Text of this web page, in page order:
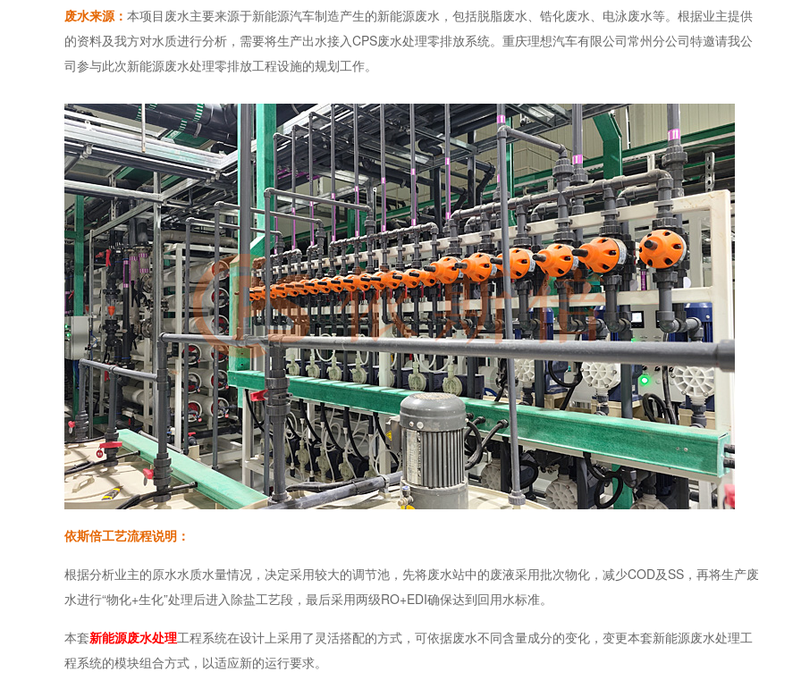
废水来源： 本项目废水主要来源于新能源汽车制造产生的新能源废水，包括脱脂废水、锆化废水、电泳废水等。根据业主提供
的资料及我方对水质进行分析，需要将生产出水接入CPS废水处理零排放系统。重庆理想汽车有限公司常州分公司特邀请我公
司参与此次新能源废水处理零排放工程设施的规划工作。
依斯倍工艺流程说明：
根据分析业主的原水水质水量情况，决定采用较大的调节池，先将废水站中的废液采用批次物化，减少COD及SS，再将生产废
水进行“物化+生化”处理后进入除盐工艺段，最后采用两级RO+EDI确保达到回用水标准。
本套新能源废水处理工程系统在设计上采用了灵活搭配的方式，可依据废水不同含量成分的变化，变更本套新能源废水处理工
程系统的模块组合方式，以适应新的运行要求。